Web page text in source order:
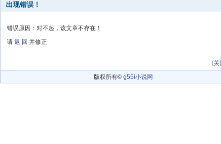
出现错误！
错误原因：对不起，该文章不存在！
请 返 回 并修正
[关
版权所有© g55i小说网